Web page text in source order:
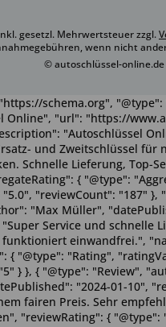
gesetzl. Mehrwertsteuer zzgl.
wenn nicht
© autoschlüssel-online.de
schema.org",
Online", "url": "https://
"Autoschlüssel
und Zweitschlüssel für
Schnelle Lieferung, Top-
{ "@type":
"reviewCount": "187" },
"Max Müller",
Service und schnelle
einwandfrei.",
{ "@type": "Rating",
} }, { "@type": "Review",
"2024-01-10",
fairen Preis. Sehr
"reviewRating": { "@type":